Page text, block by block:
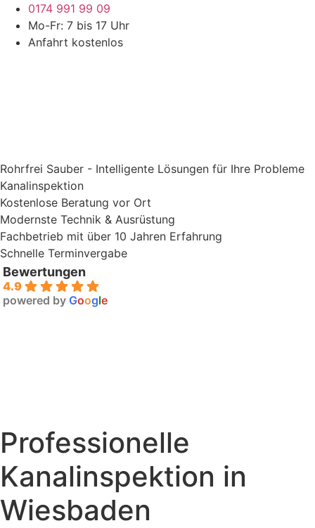
Zum
Inhalt
springen
0174 991 99 09
Mo-Fr: 7 bis 17 Uhr
Anfahrt kostenlos
Rohrfrei Sauber - Intelligente Lösungen für Ihre Probleme
Kanalinspektion
Kostenlose Beratung vor Ort
Modernste Technik & Ausrüstung
Fachbetrieb mit über 10 Jahren Erfahrung
Schnelle Terminvergabe​
Bewertungen
4.9
powered by Google
Professionelle
Kanalinspektion in
Wiesbaden